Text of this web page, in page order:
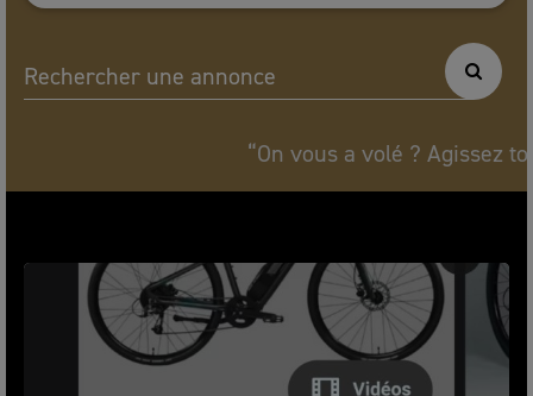
Rechercher une annonce
“On vous a volé ? Agissez tout de